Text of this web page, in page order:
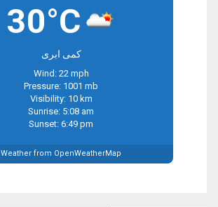
30°C
کمی ابری
Wind: 22 mph
Pressure: 1001 mb
Visibility: 10 km
Sunrise: 5:08 am
Sunset: 6:49 pm
Weather from OpenWeatherMap